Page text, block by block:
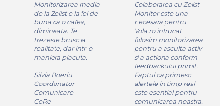
Monitorizarea media
de la Zelist e la fel de
buna ca o cafea,
dimineata. Te
trezeste brusc la
realitate, dar intr-o
maniera placuta.
Silvia Boeriu
Coordonator
Comunicare
CeRe
Colaborarea cu Zelist
Monitor este una
necesara pentru
Vola.ro intrucat
folosim monitorizarea
pentru a asculta activ
si a actiona conform
feedbackului primit.
Faptul ca primesc
alertele in timp real
este esential pentru
comunicarea noastra.